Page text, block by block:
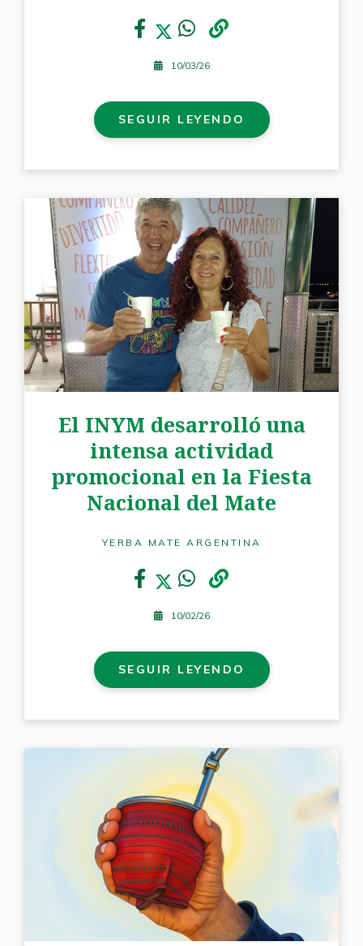
10/03/26
SEGUIR LEYENDO
El INYM desarrolló una
intensa actividad
promocional en la Fiesta
Nacional del Mate
YERBA MATE ARGENTINA
10/02/26
SEGUIR LEYENDO